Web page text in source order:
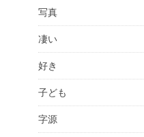
写真
凄い
好き
子ども
字源